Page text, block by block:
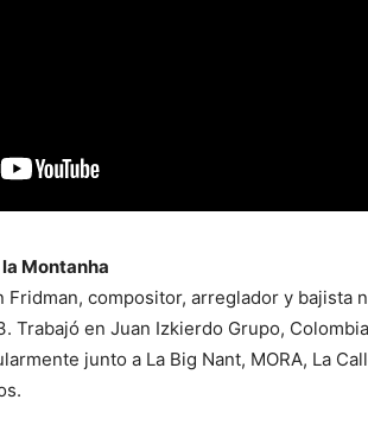
Montanha
compositor, arreglador y bajista
Trabajó en Juan Izkierdo Grupo,
junto a La Big Nant, MORA, La